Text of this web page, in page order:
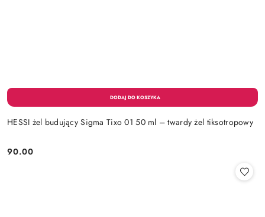
HESSI żel budujący Sigma Tixo 01 50 ml – twardy żel tiksotropowy
Cena:
90.00